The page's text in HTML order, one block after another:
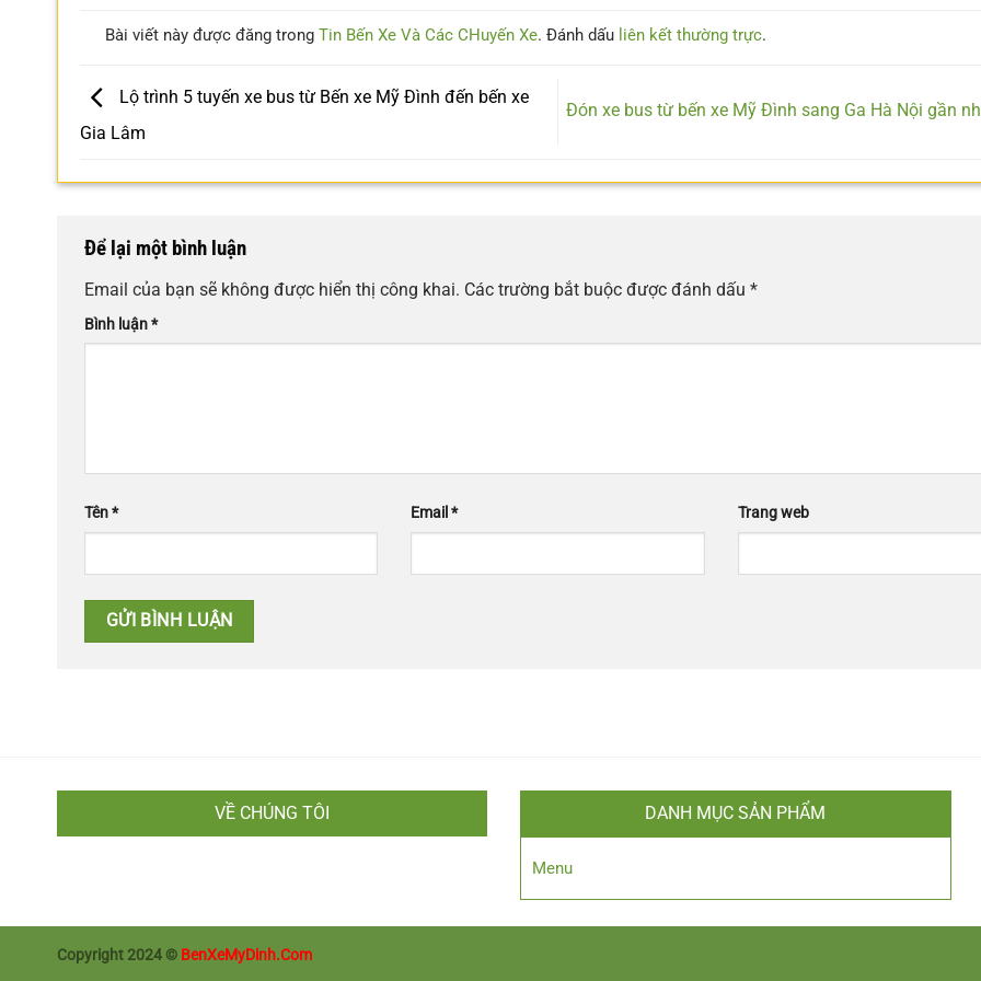
Bài viết này được đăng trong Tin Bến Xe Và Các CHuyến Xe. Đánh dấu liên kết thường trực.
Lộ trình 5 tuyến xe bus từ Bến xe Mỹ Đình đến bến xe
Gia Lâm
Đón xe bus từ bến xe Mỹ Đình sang Ga Hà Nội gần
Để lại một bình luận
Email của bạn sẽ không được hiển thị công khai. Các trường bắt buộc được đánh dấu *
Bình luận*
Tên* Email* Trang web
VỀ CHÚNG TÔI DANH MỤC SẢN PHẨM
Menu
Copyright 2024 © BenXeMyDinh.Com